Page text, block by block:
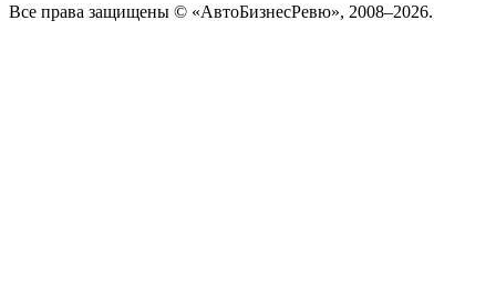
Все права защищены © «АвтоБизнесРевю», 2008–2026.